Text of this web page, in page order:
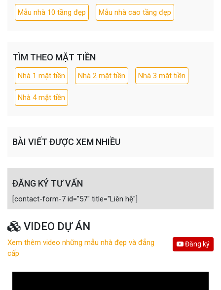
Mẫu nhà 10 tầng đẹp Mẫu nhà cao tầng đẹp
TÌM THEO MẶT TIỀN
Nhà 1 mặt tiền Nhà 2 mặt tiền Nhà 3 mặt tiền
Nhà 4 mặt tiền
BÀI VIẾT ĐƯỢC XEM NHIỀU
ĐĂNG KÝ TƯ VẤN
[contact-form-7 id="57" title="Liên hệ"]
VIDEO DỰ ÁN
Xem thêm video những mẫu nhà đẹp và đẳng
cấp
Đăng ký